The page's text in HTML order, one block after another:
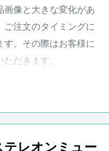
ります。
画像と大きな変化があ
ご注文のタイミングに
す。その際はお客様に
だきます。
承ください。
テレオンミュー